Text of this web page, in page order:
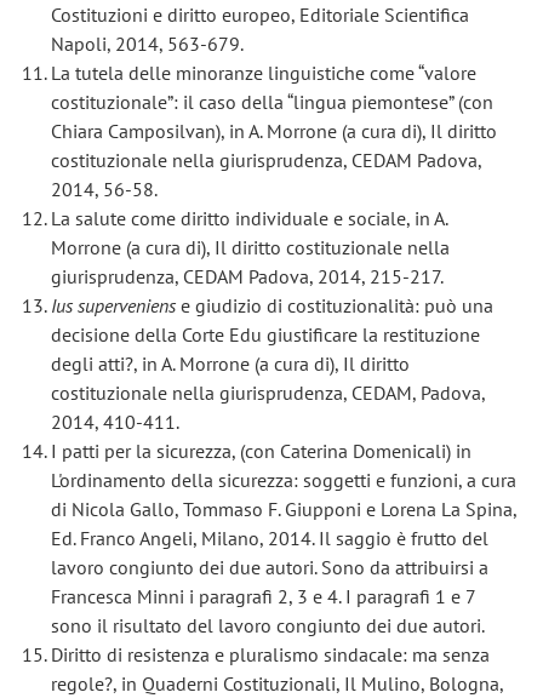
Costituzioni e diritto europeo, Editoriale Scientifica
Napoli, 2014, 563-679.
La tutela delle minoranze linguistiche come “valore
costituzionale”: il caso della “lingua piemontese” (con
Chiara Camposilvan), in A. Morrone (a cura di), Il diritto
costituzionale nella giurisprudenza, CEDAM Padova,
2014, 56-58.
La salute come diritto individuale e sociale, in A.
Morrone (a cura di), Il diritto costituzionale nella
giurisprudenza, CEDAM Padova, 2014, 215-217.
Ius superveniens e giudizio di costituzionalità: può una
decisione della Corte Edu giustificare la restituzione
degli atti?, in A. Morrone (a cura di), Il diritto
costituzionale nella giurisprudenza, CEDAM, Padova,
2014, 410-411.
I patti per la sicurezza, (con Caterina Domenicali) in
L'ordinamento della sicurezza: soggetti e funzioni, a cura
di Nicola Gallo, Tommaso F. Giupponi e Lorena La Spina,
Ed. Franco Angeli, Milano, 2014. Il saggio è frutto del
lavoro congiunto dei due autori. Sono da attribuirsi a
Francesca Minni i paragrafi 2, 3 e 4. I paragrafi 1 e 7
sono il risultato del lavoro congiunto dei due autori.
Diritto di resistenza e pluralismo sindacale: ma senza
regole?, in Quaderni Costituzionali, Il Mulino, Bologna,